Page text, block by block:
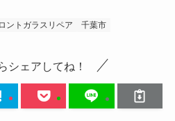
ントガラスリペア 千葉市
シェアしてね！